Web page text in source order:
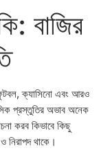
বাজির
ক্যাসিনো এবং আরও
প্রস্তুতির অভাব অনেক
করব কিভাবে কিছু
নিরাপদ থাকে।